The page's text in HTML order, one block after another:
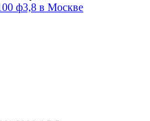
ф3,8 в Москве